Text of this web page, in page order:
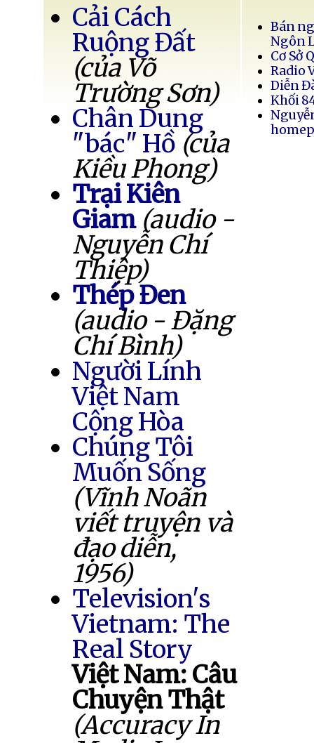
Cải Cách
Ruộng Đất
(của Võ
Trường Sơn)
Chân Dung
"bác" Hồ (của
Kiều Phong)
Trại Kiên
Giam (audio -
Nguyễn Chí
Thiệp)
Thép Đen
(audio - Đặng
Chí Bình)
Người Lính
Việt Nam
Cộng Hòa
Chúng Tôi
Muốn Sống
(Vĩnh Noãn
viết truyện và
đạo diễn,
1956)
Television's
Vietnam: The
Real Story
Việt Nam: Câu
Chuyện Thật
(Accuracy In
Bán
Ngôn
Cơ Sở
Radio
Diễn
Khối